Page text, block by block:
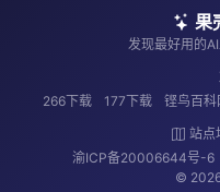
果
发现最好用的
266下载
177下载 铿鸟百科
站点
渝ICP备20006644号-6
©